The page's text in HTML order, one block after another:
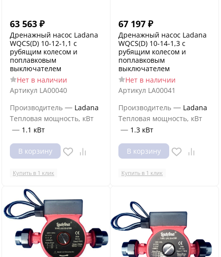
63 563 ₽
Дренажный насос Ladana
WQCS(D) 10-12-1,1 с
рубящим колесом и
поплавковым
выключателем
Нет в наличии
Артикул LA00040
Производитель — Ladana
Тепловая мощность, кВт
— 1.1 кВт
В корзину
Купить в 1 клик
67 197 ₽
Дренажный насос Ladana
WQCS(D) 10-14-1,3 с
рубящим колесом и
поплавковым
выключателем
Нет в наличии
Артикул LA00041
Производитель — Ladana
Тепловая мощность, кВт
— 1.3 кВт
В корзину
Купить в 1 клик